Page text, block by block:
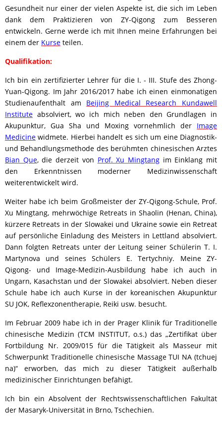
Gesundheit nur einer der vielen Aspekte ist, die sich im Leben
dank dem Praktizieren von ZY-Qigong zum Besseren
entwickeln. Gerne werde ich mit Ihnen meine Erfahrungen bei
einem der Kurse teilen.
Qualifikation:
Ich bin ein zertifizierter Lehrer für die I. - III. Stufe des Zhong-
Yuan-Qigong. Im Jahr 2016/2017 habe ich einen einmonatigen
Studienaufenthalt am Beijing Medical Research Kundawell
Institute absolviert, wo ich mich neben den Grundlagen in
Akupunktur, Gua Sha und Moxing vornehmlich der Image
Medicine widmete. Hierbei handelt es sich um eine Diagnostik-
und Behandlungsmethode des berühmten chinesischen Arztes
Bian Que, die derzeit von Prof. Xu Mingtangim Einklang mit
den Erkenntnissen moderner Medizinwissenschaft
weiterentwickelt wird.
Weiter habe ich beim Großmeister der ZY-Qigong-Schule, Prof.
Xu Mingtang, mehrwöchige Retreats in Shaolin (Henan, China),
kürzere Retreats in der Slowakei und Ukraine sowie ein Retreat
auf persönliche Einladung des Meisters in Lettland absolviert.
Dann folgten Retreats unter der Leitung seiner Schülerin T. I.
Martynova und seines Schülers E. Tertychniy. Meine ZY-
Qigong- und Image-Medizin-Ausbildung habe ich auch in
Ungarn, Kasachstan und der Slowakei absolviert. Neben dieser
Schule habe ich auch Kurse in der koreanischen Akupunktur
SU JOK, Reflexzonentherapie, Reiki usw. besucht.
Im Februar 2009 habe ich in der Prager Klinik für Traditionelle
chinesische Medizin (TCM INSTITUT, o.s.) das „Zertifikat über
Fortbildung Nr. 2009/015 für die Tätigkeit als Masseur mit
Schwerpunkt Traditionelle chinesische Massage TUI NA (tchuej
na)“ erworben, das mich zu dieser Tätigkeit außerhalb
medizinischer Einrichtungen befähigt.
Ich bin ein Absolvent der Rechtswissenschaftlichen Fakultät
der Masaryk-Universität in Brno, Tschechien.